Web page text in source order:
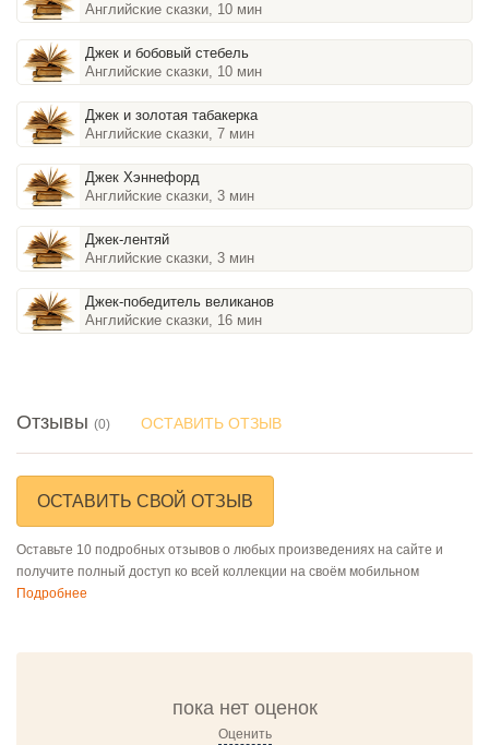
Английские сказки, 10 мин
Джек и бобовый стебель
Английские сказки, 10 мин
Джек и золотая табакерка
Английские сказки, 7 мин
Джек Хэннефорд
Английские сказки, 3 мин
Джек-лентяй
Английские сказки, 3 мин
Джек-победитель великанов
Английские сказки, 16 мин
Отзывы (0) ОСТАВИТЬ ОТЗЫВ
ОСТАВИТЬ СВОЙ ОТЗЫВ
Оставьте 10 подробных отзывов о любых произведениях на сайте и
получите полный доступ ко всей коллекции на своём мобильном
Подробнее
пока нет оценок
Оценить